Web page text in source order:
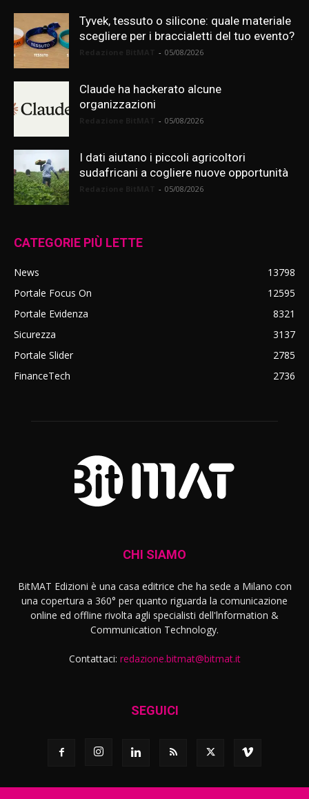
Tyvek, tessuto o silicone: quale materiale
scegliere per i braccialetti del tuo evento?
- 05/08/2026
Claude ha hackerato alcune
organizzazioni
- 05/08/2026
I dati aiutano i piccoli agricoltori
sudafricani a cogliere nuove opportunità
- 05/08/2026
CATEGORIE PIÙ LETTE
News
13798
Portale Focus On
12595
Portale Evidenza
8321
Sicurezza
3137
Portale Slider
2785
FinanceTech
2736
CHI SIAMO
BitMAT Edizioni è una casa editrice che ha sede a Milano con
una copertura a 360° per quanto riguarda la comunicazione
online ed offline rivolta agli specialisti dell'lnformation &
Communication Technology.
Contattaci: redazione.bitmat@bitmat.it
SEGUICI